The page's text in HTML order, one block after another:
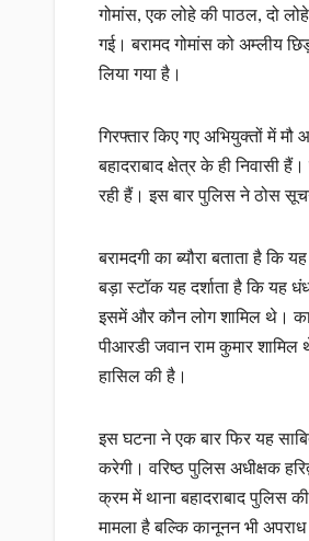
गोमांस, एक लोहे की पाठल, दो
गई। बरामद गोमांस को अम्लीय
लिया गया है।
गिरफ्तार किए गए अभियुक्तों में
बहादराबाद क्षेत्र के ही
रही हैं। इस बार पुलिस ने ठोस
बरामदगी का ब्यौरा बताता है कि
बड़ा स्टॉक यह दर्शाता है कि यह
इसमें और कौन लोग शामिल थे।
पीआरडी जवान राम कुमार
हासिल की है।
इस घटना ने एक बार फिर यह
करेगी। वरिष्ठ पुलिस अधीक्षक
क्रम में थाना बहादराबाद पुलिस
मामला है बल्कि कानूनन भी